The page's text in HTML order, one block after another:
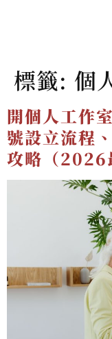
標籤: 個
開個人工作
號設立流程
攻略（2026